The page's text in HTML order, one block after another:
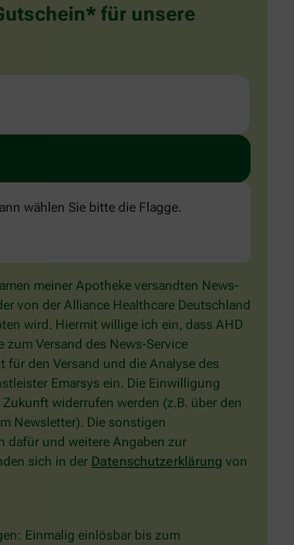
für unsere
wählen Sie bitte die Flagge
meiner Apotheke versandten News-
von der Alliance Healthcare Deutschland
wird. Hiermit willige ich ein, dass AHD
zum Versand des News-Service
für den Versand und die Analyse des
Emarsys ein. Die Einwilligung
widerrufen werden (z.B. über den
Newsletter). Die sonstigen
dafür und weitere Angaben zur
sich in der Datenschutzerklärung von
Einmalig einlösbar bis zum